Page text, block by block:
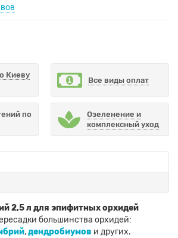
Киеву
Все виды оплат
по
Озеленение и
комплексный уход
2,5 л для эпифитных орхидей
большинства орхидей:
,дендробиумов и других.